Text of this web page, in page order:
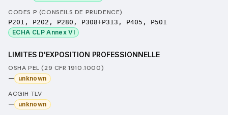
CODES P (CONSEILS DE PRUDENCE)
P201, P202, P280, P308+P313, P405, P501
ECHA CLP Annex VI
LIMITES D'EXPOSITION PROFESSIONNELLE
OSHA PEL (29 CFR 1910.1000)
— unknown
ACGIH TLV
— unknown